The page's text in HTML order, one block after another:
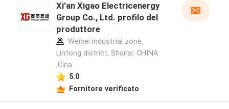
Xi'an Xigao Electricenergy
Group Co., Ltd. profilo del
produttore
Weibei industrial zone,
Lintong district, Shanxi. CHINA
,Cina
5.0
Fornitore verificato